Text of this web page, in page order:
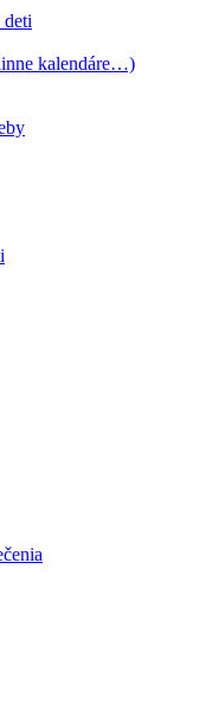
deti
kalendáre…)